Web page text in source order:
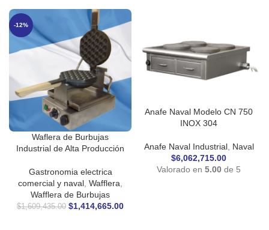
-12%
Waflera de Burbujas
Industrial de Alta Producción
Gastronomia electrica
comercial y naval Wafflera
Wafflera de Burbujas
$1,609,435.00 $1,414,665.00
Anafe Naval Modelo CN 750
INOX 304
Anafe Naval Industrial, Naval
$6,062,715.00
Valorado en 5.00 de 5